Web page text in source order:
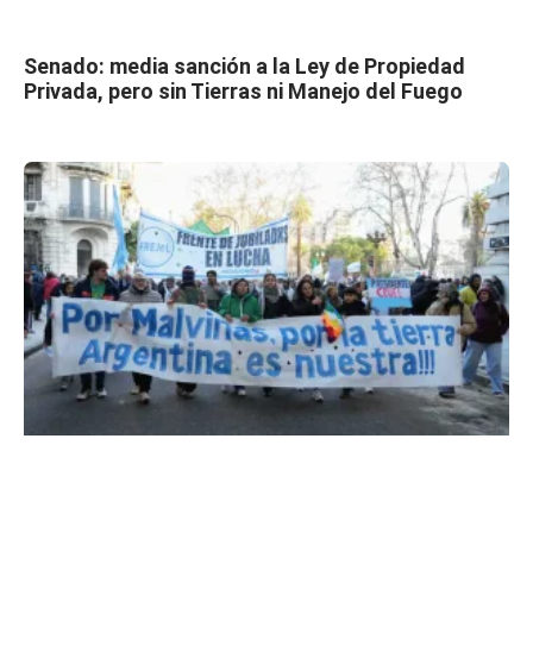
Senado: media sanción a la Ley de Propiedad
Privada, pero sin Tierras ni Manejo del Fuego